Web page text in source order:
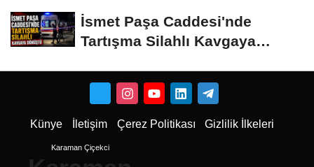
İsmet Paşa Caddesi'nde
Tartışma Silahlı Kavgaya
Künye İletişim Çerez Politikası Gizlilik İlkeleri
Karaman Çiçekci